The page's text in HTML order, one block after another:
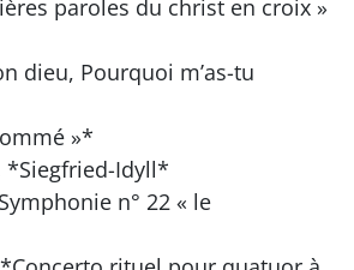
paroles du christ en croix »
dieu, Pourquoi m’as-tu
»*
*Siegfried-Idyll*
n° 22 « le